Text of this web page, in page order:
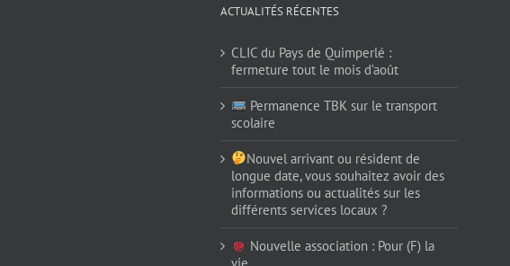
ACTUALITÉS RÉCENTES
CLIC du Pays de Quimperlé :
fermeture tout le mois d’août
Permanence TBK sur le transport
scolaire
Nouvel arrivant ou résident de
longue date, vous souhaitez avoir des
informations ou actualités sur les
différents services locaux ?
Nouvelle association : Pour (F) la